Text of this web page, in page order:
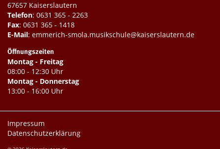
67657 Kaiserslautern
Telefon: 0631 365 - 2263
Fax: 0631 365 - 1418
E-Mail: emmerich-smola.musikschule@kaiserslautern.de
Öffnungszeiten
Montag - Freitag
08:00 - 12:30 Uhr
Montag - Donnerstag
13:00 - 16:00 Uhr
Impressum
Datenschutzerklärung